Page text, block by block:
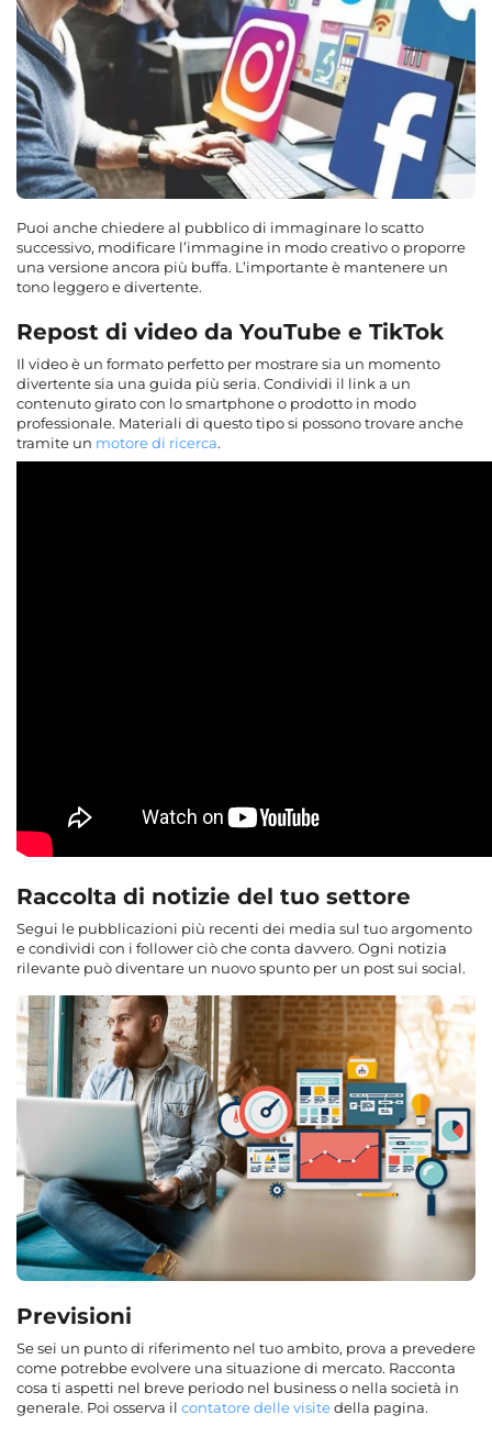
Puoi anche chiedere al pubblico di immaginare lo scatto
successivo, modificare l’immagine in modo creativo o proporre
una versione ancora più buffa. L’importante è mantenere un
tono leggero e divertente.
Repost di video da YouTube e TikTok
Il video è un formato perfetto per mostrare sia un momento
divertente sia una guida più seria. Condividi il link a un
contenuto girato con lo smartphone o prodotto in modo
professionale. Materiali di questo tipo si possono trovare anche
tramite un motore di ricerca.
Raccolta di notizie del tuo settore
Segui le pubblicazioni più recenti dei media sul tuo argomento
e condividi con i follower ciò che conta davvero. Ogni notizia
rilevante può diventare un nuovo spunto per un post sui social.
Previsioni
Se sei un punto di riferimento nel tuo ambito, prova a prevedere
come potrebbe evolvere una situazione di mercato. Racconta
cosa ti aspetti nel breve periodo nel business o nella società in
generale. Poi osserva il contatore delle visitedella pagina.